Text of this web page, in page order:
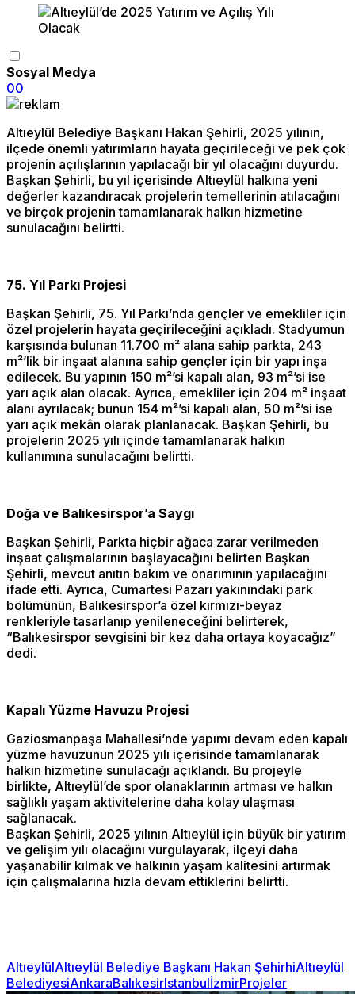
Sosyal Medya
00
Altıeylül Belediye Başkanı Hakan Şehirli, 2025 yılının,
ilçede önemli yatırımların hayata geçirileceği ve pek çok
projenin açılışlarının yapılacağı bir yıl olacağını duyurdu.
Başkan Şehirli, bu yıl içerisinde Altıeylül halkına yeni
değerler kazandıracak projelerin temellerinin atılacağını
ve birçok projenin tamamlanarak halkın hizmetine
sunulacağını belirtti.
75. Yıl Parkı Projesi
Başkan Şehirli, 75. Yıl Parkı’nda gençler ve emekliler için
özel projelerin hayata geçirileceğini açıkladı. Stadyumun
karşısında bulunan 11.700 m² alana sahip parkta, 243
m²’lik bir inşaat alanına sahip gençler için bir yapı inşa
edilecek. Bu yapının 150 m²’si kapalı alan, 93 m²’si ise
yarı açık alan olacak. Ayrıca, emekliler için 204 m² inşaat
alanı ayrılacak; bunun 154 m²’si kapalı alan, 50 m²’si ise
yarı açık mekân olarak planlanacak. Başkan Şehirli, bu
projelerin 2025 yılı içinde tamamlanarak halkın
kullanımına sunulacağını belirtti.
Doğa ve Balıkesirspor’a Saygı
Başkan Şehirli, Parkta hiçbir ağaca zarar verilmeden
inşaat çalışmalarının başlayacağını belirten Başkan
Şehirli, mevcut anıtın bakım ve onarımının yapılacağını
ifade etti. Ayrıca, Cumartesi Pazarı yakınındaki park
bölümünün, Balıkesirspor’a özel kırmızı-beyaz
renkleriyle tasarlanıp yenileneceğini belirterek,
“Balıkesirspor sevgisini bir kez daha ortaya koyacağız”
dedi.
Kapalı Yüzme Havuzu Projesi
Gaziosmanpaşa Mahallesi’nde yapımı devam eden kapalı
yüzme havuzunun 2025 yılı içerisinde tamamlanarak
halkın hizmetine sunulacağı açıklandı. Bu projeyle
birlikte, Altıeylül’de spor olanaklarının artması ve halkın
sağlıklı yaşam aktivitelerine daha kolay ulaşması
sağlanacak.
Başkan Şehirli, 2025 yılının Altıeylül için büyük bir yatırım
ve gelişim yılı olacağını vurgulayarak, ilçeyi daha
yaşanabilir kılmak ve halkının yaşam kalitesini artırmak
için çalışmalarına hızla devam ettiklerini belirtti.
AltıeylülAltıeylül Belediye Başkanı Hakan ŞehirhiAltıeylül
BelediyesiAnkaraBalıkesirIstanbulİzmirProjeler